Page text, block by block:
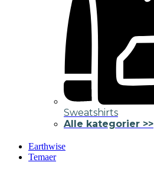
Sweatshirts
Alle kategorier >>
Earthwise
Temaer